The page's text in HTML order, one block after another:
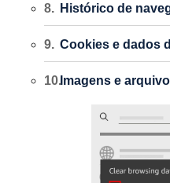
Histórico de
Cookies e dados
Imagens e